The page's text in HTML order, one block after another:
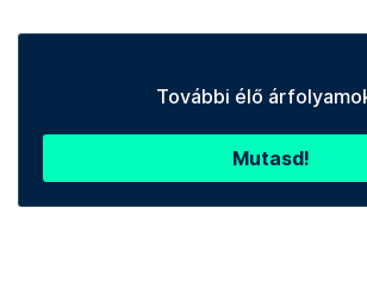
További élő
Mutasd!